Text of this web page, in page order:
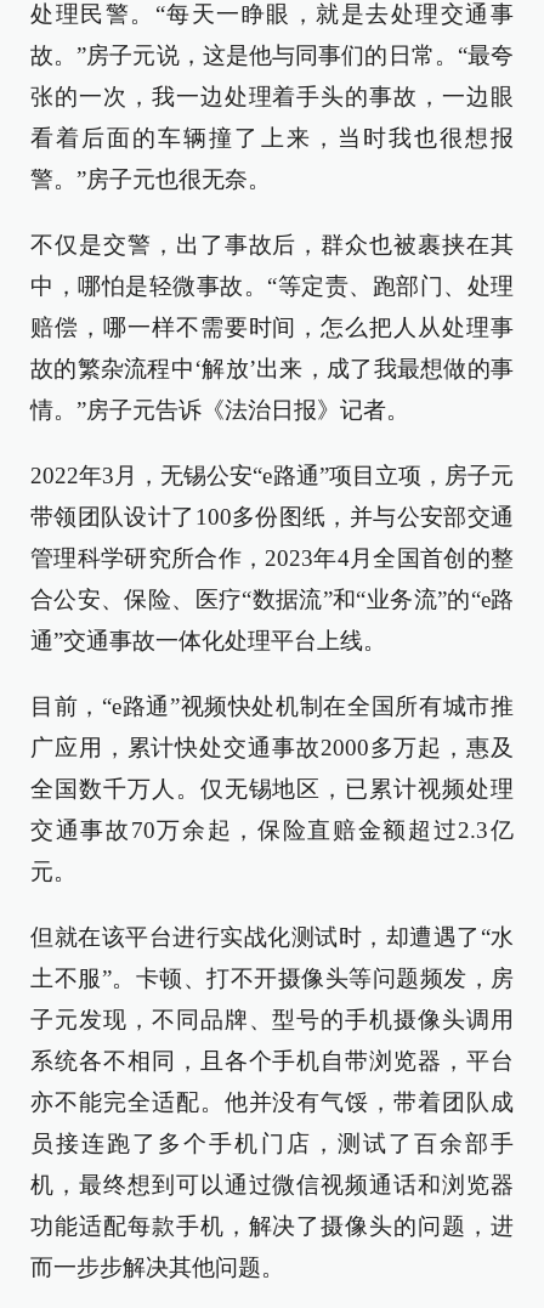
处理民警。“每天一睁眼，就是去处理交通事
故。”房子元说，这是他与同事们的日常。“最夸
张的一次，我一边处理着手头的事故，一边眼
看着后面的车辆撞了上来，当时我也很想报
警。”房子元也很无奈。
不仅是交警，出了事故后，群众也被裹挟在其
中，哪怕是轻微事故。“等定责、跑部门、处理
赔偿，哪一样不需要时间，怎么把人从处理事
故的繁杂流程中‘解放’出来，成了我最想做的事
情。”房子元告诉《法治日报》记者。
2022年3月，无锡公安“e路通”项目立项，房子元
带领团队设计了100多份图纸，并与公安部交通
管理科学研究所合作，2023年4月全国首创的整
合公安、保险、医疗“数据流”和“业务流”的“e路
通”交通事故一体化处理平台上线。
目前，“e路通”视频快处机制在全国所有城市推
广应用，累计快处交通事故2000多万起，惠及
全国数千万人。仅无锡地区，已累计视频处理
交通事故70万余起，保险直赔金额超过2.3亿
元。
但就在该平台进行实战化测试时，却遭遇了“水
土不服”。卡顿、打不开摄像头等问题频发，房
子元发现，不同品牌、型号的手机摄像头调用
系统各不相同，且各个手机自带浏览器，平台
亦不能完全适配。他并没有气馁，带着团队成
员接连跑了多个手机门店，测试了百余部手
机，最终想到可以通过微信视频通话和浏览器
功能适配每款手机，解决了摄像头的问题，进
而一步步解决其他问题。